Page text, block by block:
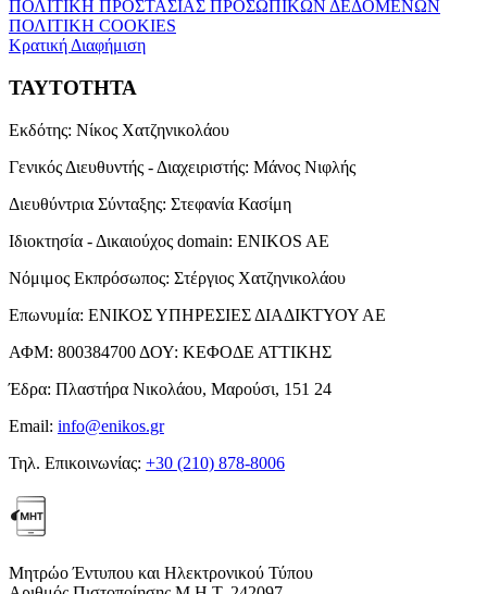
ΠΟΛΙΤΙΚΗ ΠΡΟΣΤΑΣΙΑΣ ΠΡΟΣΩΠΙΚΩΝ ΔΕΔΟΜΕΝΩΝ
ΠΟΛΙΤΙΚΗ COOKIES
Κρατική Διαφήμιση
ΤΑΥΤΟΤΗΤΑ
Εκδότης: Νίκος Χατζηνικολάου
Γενικός Διευθυντής - Διαχειριστής: Μάνος Νιφλής
Διευθύντρια Σύνταξης: Στεφανία Κασίμη
Ιδιοκτησία - Δικαιούχος domain: ENIKOS AE
Νόμιμος Εκπρόσωπος: Στέργιος Χατζηνικολάου
Επωνυμία: ΕΝΙΚΟΣ ΥΠΗΡΕΣΙΕΣ ΔΙΑΔΙΚΤΥΟΥ ΑΕ
ΑΦΜ: 800384700 ΔΟΥ: ΚΕΦΟΔΕ ΑΤΤΙΚΗΣ
Έδρα: Πλαστήρα Νικολάου, Μαρούσι, 151 24
Email: info@enikos.gr
Τηλ. Επικοινωνίας: +30 (210) 878-8006
Μητρώο Έντυπου και Ηλεκτρονικού Τύπου